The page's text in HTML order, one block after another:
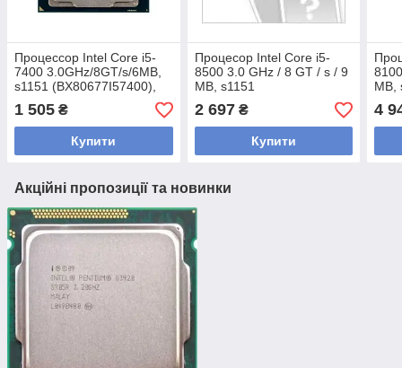
Процессор Intel Core i5-
7400 3.0GHz/8GT/s/6MB,
s1151 (BX80677I57400),
Tray, б/у
1 505 ₴
Купити
Процесор Intel Core i5-
8500 3.0 GHz / 8 GT / s / 9
MB, s1151
(BX80684I58500), Tray, б/у
2 697₴
Купити
MB,
4
Акційні пропозиції та новинки